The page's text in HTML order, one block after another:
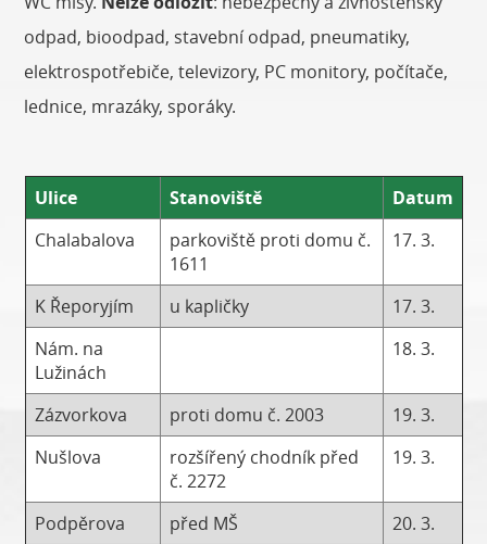
odpad, bioodpad, stavební odpad, pneumatiky,
elektrospotřebiče, televizory, PC monitory, počítače,
lednice, mrazáky, sporáky.
Ulice Stanoviště
Datum
Chalabalova
parkoviště proti domu č.
1611
17. 3.
K Řeporyjím u kapličky
17. 3.
Nám. na
Lužinách
18. 3.
Zázvorkova proti domu č. 2003
19. 3.
Nušlova
rozšířený chodník před
č. 2272
19. 3.
Podpěrova před MŠ
20. 3.